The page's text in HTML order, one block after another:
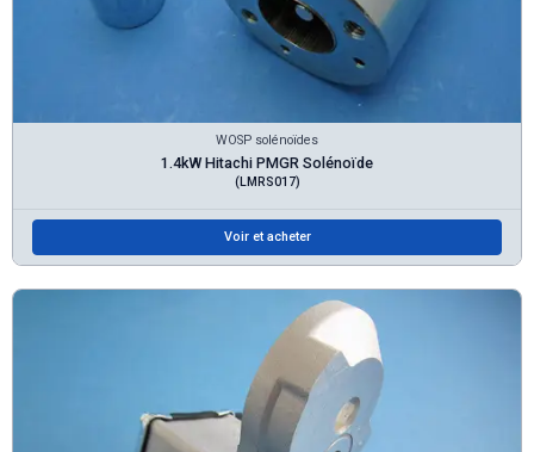
WOSP solénoïdes
1.4kW Hitachi PMGR Solénoïde
(LMRS017)
Voir et acheter